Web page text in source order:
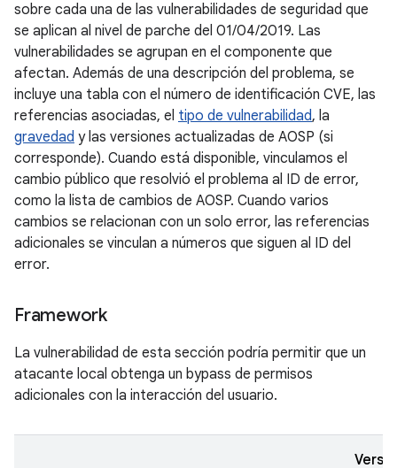
sobre cada una de las vulnerabilidades de seguridad que
se aplican al nivel de parche del 01/04/2019. Las
vulnerabilidades se agrupan en el componente que
afectan. Además de una descripción del problema, se
incluye una tabla con el número de identificación CVE, las
referencias asociadas, el tipo de vulnerabilidad, la
gravedad y las versiones actualizadas de AOSP (si
corresponde). Cuando está disponible, vinculamos el
cambio público que resolvió el problema al ID de error,
como la lista de cambios de AOSP. Cuando varios
cambios se relacionan con un solo error, las referencias
adicionales se vinculan a números que siguen al ID del
error.
Framework
La vulnerabilidad de esta sección podría permitir que un
atacante local obtenga un bypass de permisos
adicionales con la interacción del usuario.